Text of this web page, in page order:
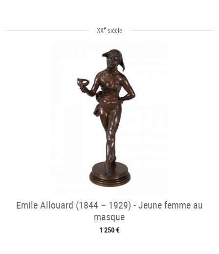
XXesiècle
Emile Allouard (1844 – 1929) - Jeune femme au
masque
1 250 €